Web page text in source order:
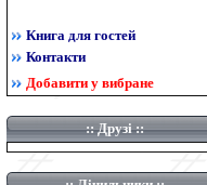
Книга для гостей
Контакти
Добавити у вибране
::Друзі::